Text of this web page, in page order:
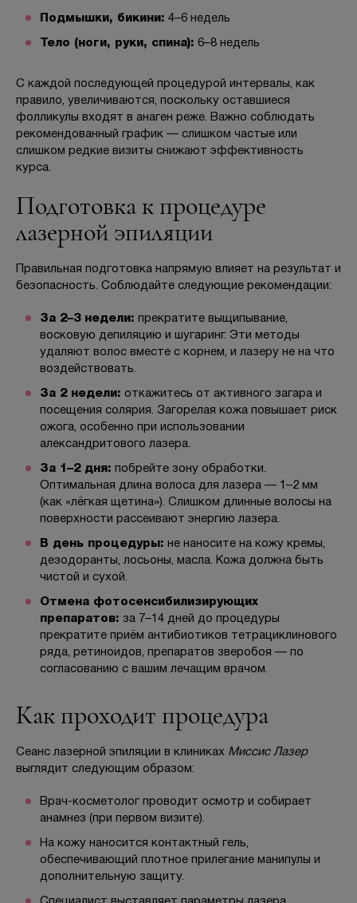
Подмышки, бикини: 4–6 недель
Тело (ноги, руки, спина): 6–8 недель
С каждой последующей процедурой интервалы, как
правило, увеличиваются, поскольку оставшиеся
фолликулы входят в анаген реже. Важно соблюдать
рекомендованный график — слишком частые или
слишком редкие визиты снижают эффективность
курса.
Подготовка к процедуре
лазерной эпиляции
Правильная подготовка напрямую влияет на результат и
безопасность. Соблюдайте следующие рекомендации:
За 2–3 недели: прекратите выщипывание,
восковую депиляцию и шугаринг. Эти методы
удаляют волос вместе с корнем, и лазеру не на что
воздействовать.
За 2 недели: откажитесь от активного загара и
посещения солярия. Загорелая кожа повышает риск
ожога, особенно при использовании
александритового лазера.
За 1–2 дня: побрейте зону обработки.
Оптимальная длина волоса для лазера — 1–2 мм
(как «лёгкая щетина»). Слишком длинные волосы на
поверхности рассеивают энергию лазера.
В день процедуры: не наносите на кожу кремы,
дезодоранты, лосьоны, масла. Кожа должна быть
чистой и сухой.
Отмена фотосенсибилизирующих
препаратов: за 7–14 дней до процедуры
прекратите приём антибиотиков тетрациклинового
ряда, ретиноидов, препаратов зверобоя — по
согласованию с вашим лечащим врачом.
Как проходит процедура
Сеанс лазерной эпиляции в клиниках Миссис Лазер
выглядит следующим образом:
Врач-косметолог проводит осмотр и собирает
анамнез (при первом визите).
На кожу наносится контактный гель,
обеспечивающий плотное прилегание манипулы и
дополнительную защиту.